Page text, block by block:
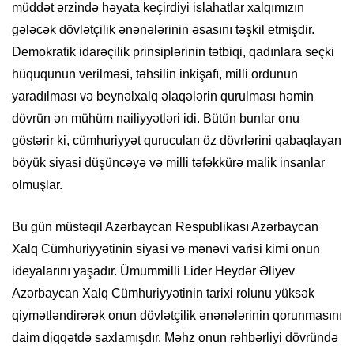
müddət ərzində həyata keçirdiyi islahatlar xalqımızın
gələcək dövlətçilik ənənələrinin əsasını təşkil etmişdir.
Demokratik idarəçilik prinsiplərinin tətbiqi, qadınlara seçki
hüququnun verilməsi, təhsilin inkişafı, milli ordunun
yaradılması və beynəlxalq əlaqələrin qurulması həmin
dövrün ən mühüm nailiyyətləri idi. Bütün bunlar onu
göstərir ki, cümhuriyyət qurucuları öz dövrlərini qabaqlayan
böyük siyasi düşüncəyə və milli təfəkkürə malik insanlar
olmuşlar.
Bu gün müstəqil Azərbaycan Respublikası Azərbaycan
Xalq Cümhuriyyətinin siyasi və mənəvi varisi kimi onun
ideyalarını yaşadır. Ümummilli Lider Heydər Əliyev
Azərbaycan Xalq Cümhuriyyətinin tarixi rolunu yüksək
qiymətləndirərək onun dövlətçilik ənənələrinin qorunmasını
daim diqqətdə saxlamışdır. Məhz onun rəhbərliyi dövründə